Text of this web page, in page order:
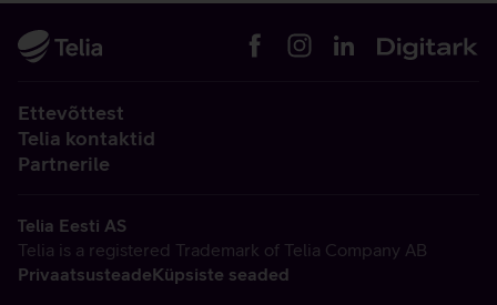
Ettevõttest
Telia kontaktid
Partnerile
Telia Eesti AS
Telia is a registered Trademark of Telia Company AB
PrivaatsusteadeKüpsiste seaded